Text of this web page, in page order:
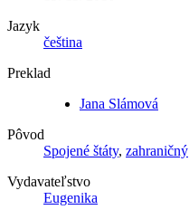
Jazyk
čeština
Preklad
Jana Slámová
Pôvod
Spojené štáty, zahraničný
Vydavateľstvo
Eugenika